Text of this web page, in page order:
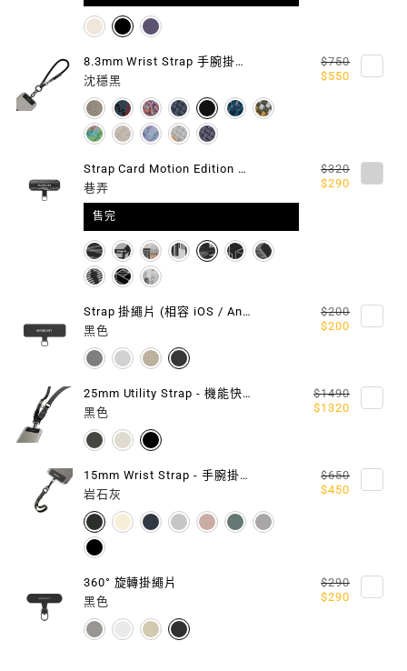
8.3mm Wrist Strap 手腕掛繩 / 掛繩片組
沈穩黑
$750
$550
Strap Card Motion Edition 隨型掛繩片 (相容 iOS / Android 手機殼)
巷弄
售完
$320
$290
Strap 掛繩片 (相容 iOS / Android 手機殼)
黑色
$200
$200
25mm Utility Strap - 機能快扣掛繩 / 掛繩片組
黑色
$1490
$1320
15mm Wrist Strap - 手腕掛繩 / 掛繩片組
岩石灰
$650
$450
360° 旋轉掛繩片
黑色
$290
$290